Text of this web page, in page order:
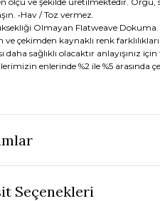
•Hav / Toz vermez.
Olmayan Flatweave Dokuma.
ve çekimden kaynaklı renk
daha sağlıklı olacaktır anlayışınız
enlerinde %2 ile %5 arasında
Seçenekleri